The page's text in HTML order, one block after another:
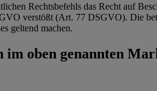
Rechtsbefehls das Recht auf
verstößt (Art. 77 DSGVO). Die
geltend machen.
im oben genannten